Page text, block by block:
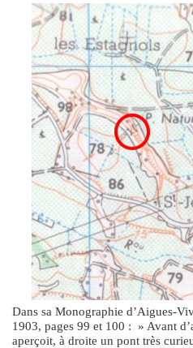
Dans sa Monographie d’Aigues-
1903, pages 99 et 100 : » Avant
aperçoit, à droite un pont très